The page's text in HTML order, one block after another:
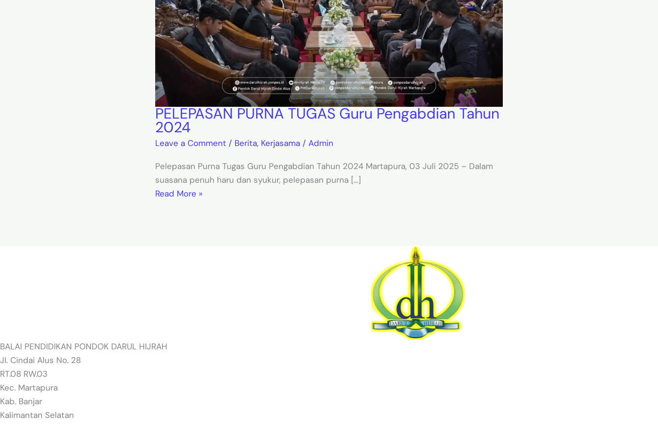
PELEPASAN PURNA TUGAS Guru Pengabdian Tahun
2024
Leave a Comment / Berita, Kerjasama / Admin
Pelepasan Purna Tugas Guru Pengabdian Tahun 2024 Martapura, 03 Juli 2025 – Dalam
suasana penuh haru dan syukur, pelepasan purna […]
Read More »
BALAI PENDIDIKAN PONDOK DARUL HIJRAH
Jl. Cindai Alus No. 28
RT.08 RW.03
Kec. Martapura
Kab. Banjar
Kalimantan Selatan